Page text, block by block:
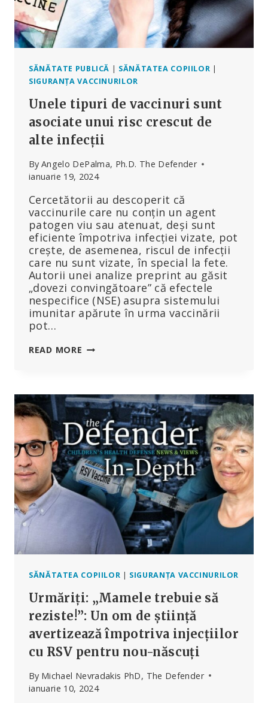
O
SINGURĂ
DOZĂ
SĂNĂTATE PUBLICĂ | SĂNĂTATEA COPIILOR |
SIGURANȚA VACCINURILOR
Unele tipuri de vaccinuri sunt
asociate unui risc crescut de
alte infecții
By Angelo DePalma, Ph.D. The Defender
ianuarie 19, 2024
Cercetătorii au descoperit că
vaccinurile care nu conțin un agent
patogen viu sau atenuat, deși sunt
eficiente împotriva infecției vizate, pot
crește, de asemenea, riscul de infecții
care nu sunt vizate, în special la fete.
Autorii unei analize preprint au găsit
„dovezi convingătoare” că efectele
nespecifice (NSE) asupra sistemului
imunitar apărute în urma vaccinării
pot…
READ MORE UNELE
SUNT
ASOCIATE
UNUI
RISC
CRESCUT
DE
ALTE
INFECȚII
SĂNĂTATEA COPIILOR | SIGURANȚA VACCINURILOR
Urmăriți: „Mamele trebuie să
reziste!”: Un om de știință
avertizează împotriva injecțiilor
cu RSV pentru nou-născuți
By Michael Nevradakis PhD, The Defender
ianuarie 10, 2024